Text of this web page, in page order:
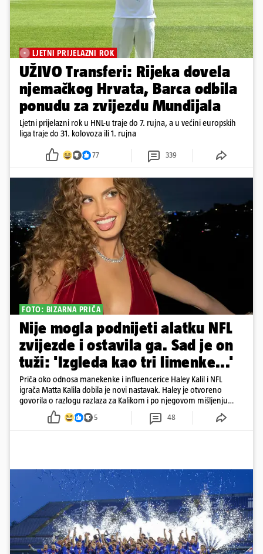
LJETNI PRIJELAZNI ROK
UŽIVO Transferi: Rijeka dovela
njemačkog Hrvata, Barca odbila
ponudu za zvijezdu Mundijala
Ljetni prijelazni rok u HNL-u traje do 7. rujna, a u većini europskih
liga traje do 31. kolovoza ili 1. rujna
77 339
FOTO: BIZARNA PRIČA
Nije mogla podnijeti alatku NFL
zvijezde i ostavila ga. Sad je on
tuži: 'Izgleda kao tri limenke...'
Priča oko odnosa manekenke i influencerice Haley Kalil i NFL
igrača Matta Kalila dobila je novi nastavak. Haley je otvoreno
govorila o razlogu razlaza za Kalikom i po njegovom mišljenju
prešla granicu dobrog ukusa
5 48